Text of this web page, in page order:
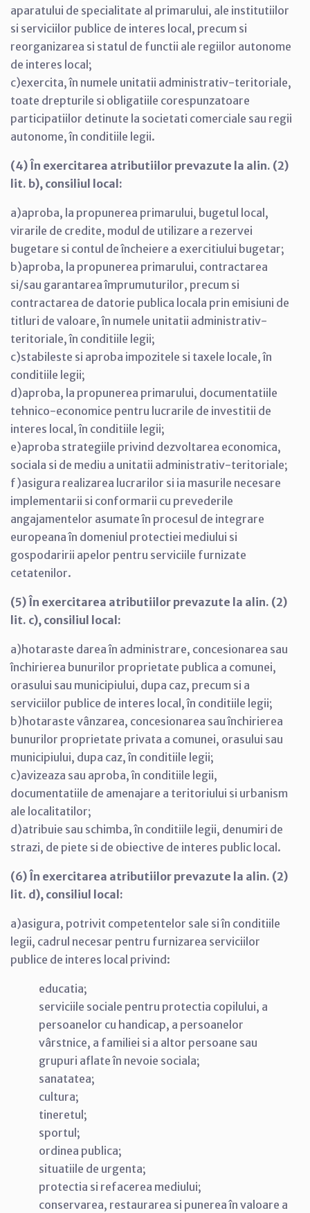
aparatului de specialitate al primarului, ale institutiilor
si serviciilor publice de interes local, precum si
reorganizarea si statul de functii ale regiilor autonome
de interes local;
c)exercita, în numele unitatii administrativ-teritoriale,
toate drepturile si obligatiile corespunzatoare
participatiilor detinute la societati comerciale sau regii
autonome, în conditiile legii.
(4) În exercitarea atributiilor prevazute la alin. (2)
lit. b), consiliul local:
a)aproba, la propunerea primarului, bugetul local,
virarile de credite, modul de utilizare a rezervei
bugetare si contul de încheiere a exercitiului bugetar;
b)aproba, la propunerea primarului, contractarea
si/sau garantarea împrumuturilor, precum si
contractarea de datorie publica locala prin emisiuni de
titluri de valoare, în numele unitatii administrativ-
teritoriale, în conditiile legii;
c)stabileste si aproba impozitele si taxele locale, în
conditiile legii;
d)aproba, la propunerea primarului, documentatiile
tehnico-economice pentru lucrarile de investitii de
interes local, în conditiile legii;
e)aproba strategiile privind dezvoltarea economica,
sociala si de mediu a unitatii administrativ-teritoriale;
f)asigura realizarea lucrarilor si ia masurile necesare
implementarii si conformarii cu prevederile
angajamentelor asumate în procesul de integrare
europeana în domeniul protectiei mediului si
gospodaririi apelor pentru serviciile furnizate
cetatenilor.
(5) În exercitarea atributiilor prevazute la alin. (2)
lit. c), consiliul local:
a)hotaraste darea în administrare, concesionarea sau
închirierea bunurilor proprietate publica a comunei,
orasului sau municipiului, dupa caz, precum si a
serviciilor publice de interes local, în conditiile legii;
b)hotaraste vânzarea, concesionarea sau închirierea
bunurilor proprietate privata a comunei, orasului sau
municipiului, dupa caz, în conditiile legii;
c)avizeaza sau aproba, în conditiile legii,
documentatiile de amenajare a teritoriului si urbanism
ale localitatilor;
d)atribuie sau schimba, în conditiile legii, denumiri de
strazi, de piete si de obiective de interes public local.
(6) În exercitarea atributiilor prevazute la alin. (2)
lit. d), consiliul local:
a)asigura, potrivit competentelor sale si în conditiile
legii, cadrul necesar pentru furnizarea serviciilor
publice de interes local privind:
educatia;
serviciile sociale pentru protectia copilului, a
persoanelor cu handicap, a persoanelor
vârstnice, a familiei si a altor persoane sau
grupuri aflate în nevoie sociala;
sanatatea;
cultura;
tineretul;
sportul;
ordinea publica;
situatiile de urgenta;
protectia si refacerea mediului;
conservarea, restaurarea si punerea în valoare a